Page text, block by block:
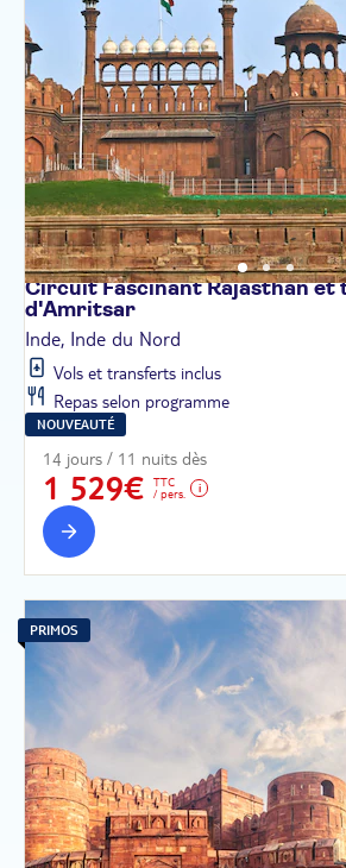
Circuit Fascinant Rajasthan et
d'Amritsar
Inde, Inde du Nord
Vols et transferts inclus
Repas selon programme
NOUVEAUTÉ
14 jours / 11 nuits dès
1 529€
TTC
/ pers.
PRIMOS